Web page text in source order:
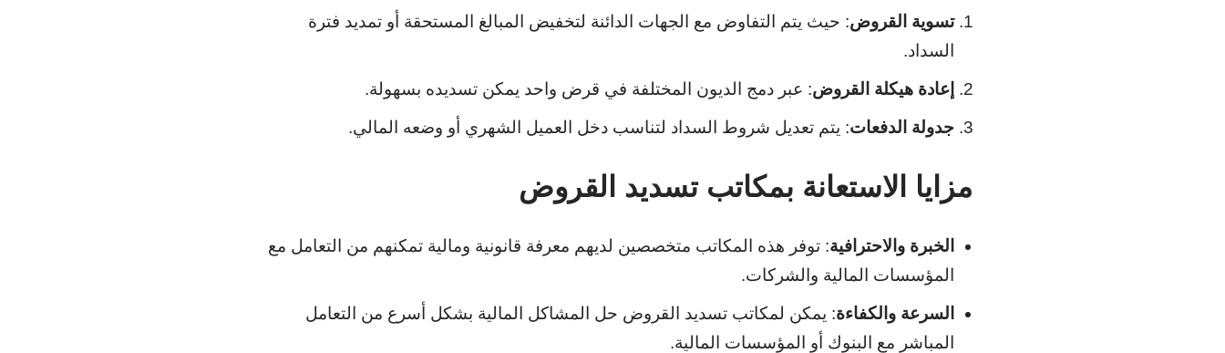
تسوية القروض: حيث يتم التفاوض مع الجهات الدائنة لتخفيض المبالغ المستحقة أو تمديد فترة
السداد.
إعادة هيكلة القروض: عبر دمج الديون المختلفة في قرض واحد يمكن تسديده بسهولة.
جدولة الدفعات: يتم تعديل شروط السداد لتناسب دخل العميل الشهري أو وضعه المالي.
مزايا الاستعانة بمكاتب تسديد القروض
الخبرة والاحترافية: توفر هذه المكاتب متخصصين لديهم معرفة قانونية ومالية تمكنهم من التعامل مع
المؤسسات المالية والشركات.
السرعة والكفاءة: يمكن لمكاتب تسديد القروض حل المشاكل المالية بشكل أسرع من التعامل
المباشر مع البنوك أو المؤسسات المالية.